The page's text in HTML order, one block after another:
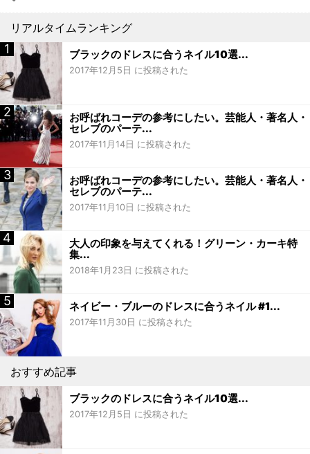
リアルタイムランキング
ブラックのドレスに合うネイル10選...
2017年12月5日 に投稿された
お呼ばれコーデの参考にしたい。芸能人・著名人・
セレブのパーテ...
2017年11月14日 に投稿された
お呼ばれコーデの参考にしたい。芸能人・著名人・
セレブのパーテ...
2017年11月10日 に投稿された
大人の印象を与えてくれる！グリーン・カーキ特
集...
2018年1月23日 に投稿された
ネイビー・ブルーのドレスに合うネイル #1...
2017年11月30日 に投稿された
おすすめ記事
ブラックのドレスに合うネイル10選...
2017年12月5日 に投稿された